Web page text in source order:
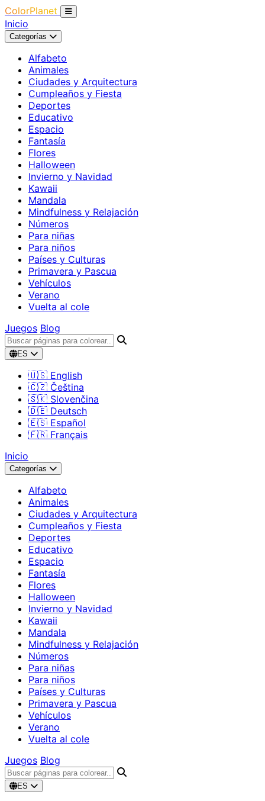
ColorPlanet
Inicio
Categorías
Alfabeto
Animales
Ciudades y Arquitectura
Cumpleaños y Fiesta
Deportes
Educativo
Espacio
Fantasía
Flores
Halloween
Invierno y Navidad
Kawaii
Mandala
Mindfulness y Relajación
Números
Para niñas
Para niños
Países y Culturas
Primavera y Pascua
Vehículos
Verano
Vuelta al cole
Juegos Blog
ES
🇺🇸 English
🇨🇿 Čeština
🇸🇰 Slovenčina
🇩🇪 Deutsch
🇪🇸 Español
🇫🇷 Français
Inicio
Categorías
Alfabeto
Animales
Ciudades y Arquitectura
Cumpleaños y Fiesta
Deportes
Educativo
Espacio
Fantasía
Flores
Halloween
Invierno y Navidad
Kawaii
Mandala
Mindfulness y Relajación
Números
Para niñas
Para niños
Países y Culturas
Primavera y Pascua
Vehículos
Verano
Vuelta al cole
Juegos Blog
ES